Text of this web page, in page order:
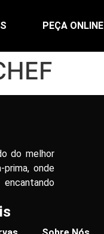
PEÇA ONLINE
do melhor
prima, onde